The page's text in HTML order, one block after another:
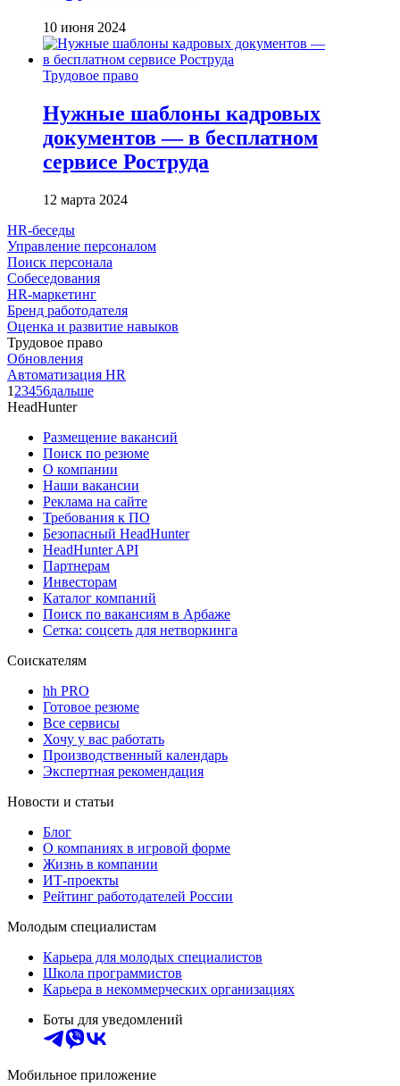
10 июня 2024
Трудовое право
Нужные шаблоны кадровых
документов — в бесплатном
сервисе Роструда
12 марта 2024
HR-беседы
Управление персоналом
Поиск персонала
Собеседования
HR-маркетинг
Бренд работодателя
Оценка и развитие навыков
Трудовое право
Обновления
Автоматизация HR
1 23456дальше
HeadHunter
Размещение вакансий
Поиск по резюме
О компании
Наши вакансии
Реклама на сайте
Требования к ПО
Безопасный HeadHunter
HeadHunter API
Партнерам
Инвесторам
Каталог компаний
Поиск по вакансиям в Арбаже
Сетка: соцсеть для нетворкинга
Соискателям
hh PRO
Готовое резюме
Все сервисы
Хочу у вас работать
Производственный календарь
Экспертная рекомендация
Новости и статьи
Блог
О компаниях в игровой форме
Жизнь в компании
ИТ-проекты
Рейтинг работодателей России
Молодым специалистам
Карьера для молодых специалистов
Школа программистов
Карьера в некоммерческих организациях
Боты для уведомлений
Мобильное приложение